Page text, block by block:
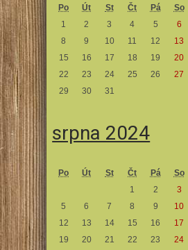
Po Út St Čt Pá So
1
2 3 4 5 6
8
9 10 11 12 13
15
16 17 18 19 20
22
23 24 25 26 27
29
30 31
srpna 2024
Po Út St Čt Pá So
1
2 3
5
6 7 8 9 10
12
13 14 15 16 17
19
20 21 22 23 24